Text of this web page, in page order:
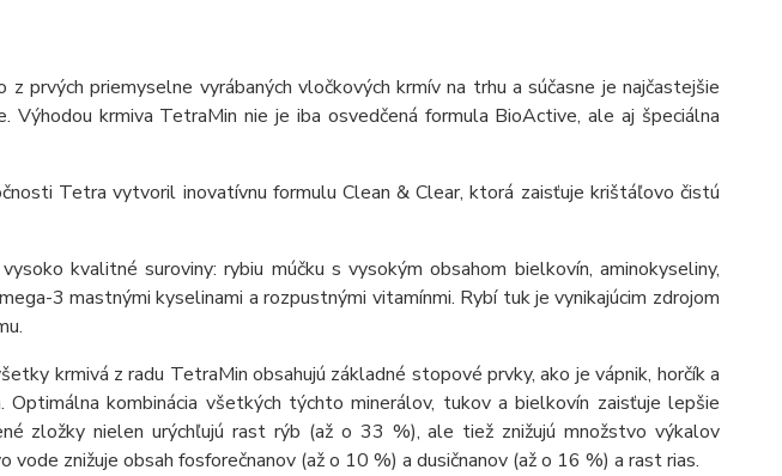
prvých priemyselne vyrábaných vločkových krmív na trhu a súčasne je najčastejšie
Výhodou krmiva TetraMin nie je iba osvedčená formula BioActive, ale aj špeciálna
Tetra vytvoril inovatívnu formulu Clean & Clear, ktorá zaisťuje krištáľovo čistú
kvalitné suroviny: rybiu múčku s vysokým obsahom bielkovín, aminokyseliny,
3 mastnými kyselinami a rozpustnými vitamínmi. Rybí tuk je vynikajúcim zdrojom
krmivá z radu TetraMin obsahujú základné stopové prvky, ako je vápnik, horčík a
Optimálna kombinácia všetkých týchto minerálov, tukov a bielkovín zaisťuje lepšie
zložky nielen urýchľujú rast rýb (až o 33 %), ale tiež znižujú množstvo výkalov
znižuje obsah fosforečnanov (až o 10 %) a dusičnanov (až o 16 %) a rast rias.